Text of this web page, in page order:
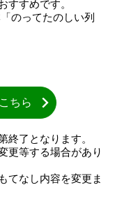
すすめです。
のってたのしい列
ちら
了となります。
更等する場合があり
てなし内容を変更ま